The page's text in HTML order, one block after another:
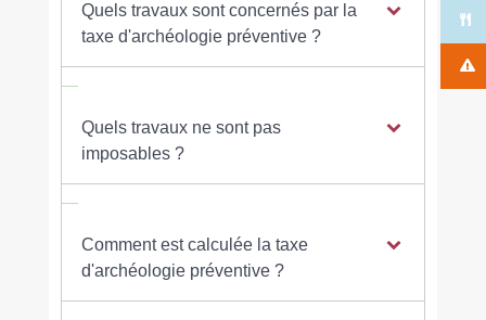
Quels travaux sont concernés par la
taxe d'archéologie préventive ?
Quels travaux ne sont pas
imposables ?
Comment est calculée la taxe
d'archéologie préventive ?